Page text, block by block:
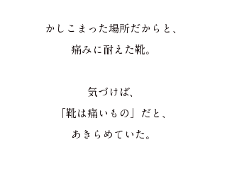
かしこまった場所だからと、
痛みに耐えた靴。
気づけば、
「靴は痛いもの」だと、
あきらめていた。